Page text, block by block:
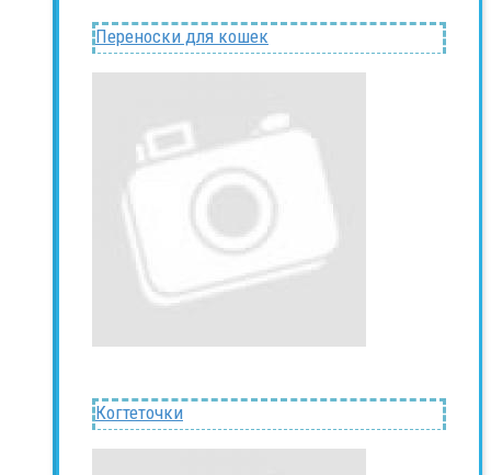
Переноски для кошек
Когтеточки